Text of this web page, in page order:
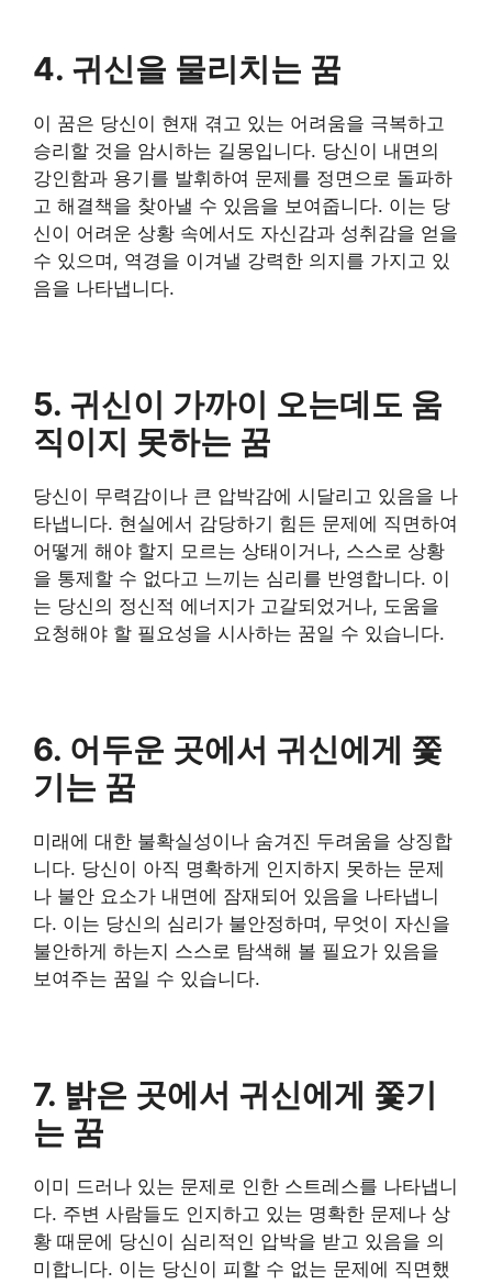
4. 귀신을 물리치는 꿈
이 꿈은 당신이 현재 겪고 있는 어려움을 극복하고
승리할 것을 암시하는 길몽입니다. 당신이 내면의
강인함과 용기를 발휘하여 문제를 정면으로 돌파하
고 해결책을 찾아낼 수 있음을 보여줍니다. 이는 당
신이 어려운 상황 속에서도 자신감과 성취감을 얻을
수 있으며, 역경을 이겨낼 강력한 의지를 가지고 있
음을 나타냅니다.
5. 귀신이 가까이 오는데도 움
직이지 못하는 꿈
당신이 무력감이나 큰 압박감에 시달리고 있음을 나
타냅니다. 현실에서 감당하기 힘든 문제에 직면하여
어떻게 해야 할지 모르는 상태이거나, 스스로 상황
을 통제할 수 없다고 느끼는 심리를 반영합니다. 이
는 당신의 정신적 에너지가 고갈되었거나, 도움을
요청해야 할 필요성을 시사하는 꿈일 수 있습니다.
6. 어두운 곳에서 귀신에게 쫓
기는 꿈
미래에 대한 불확실성이나 숨겨진 두려움을 상징합
니다. 당신이 아직 명확하게 인지하지 못하는 문제
나 불안 요소가 내면에 잠재되어 있음을 나타냅니
다. 이는 당신의 심리가 불안정하며, 무엇이 자신을
불안하게 하는지 스스로 탐색해 볼 필요가 있음을
보여주는 꿈일 수 있습니다.
7. 밝은 곳에서 귀신에게 쫓기
는 꿈
이미 드러나 있는 문제로 인한 스트레스를 나타냅니
다. 주변 사람들도 인지하고 있는 명확한 문제나 상
황 때문에 당신이 심리적인 압박을 받고 있음을 의
미합니다. 이는 당신이 피할 수 없는 문제에 직면했